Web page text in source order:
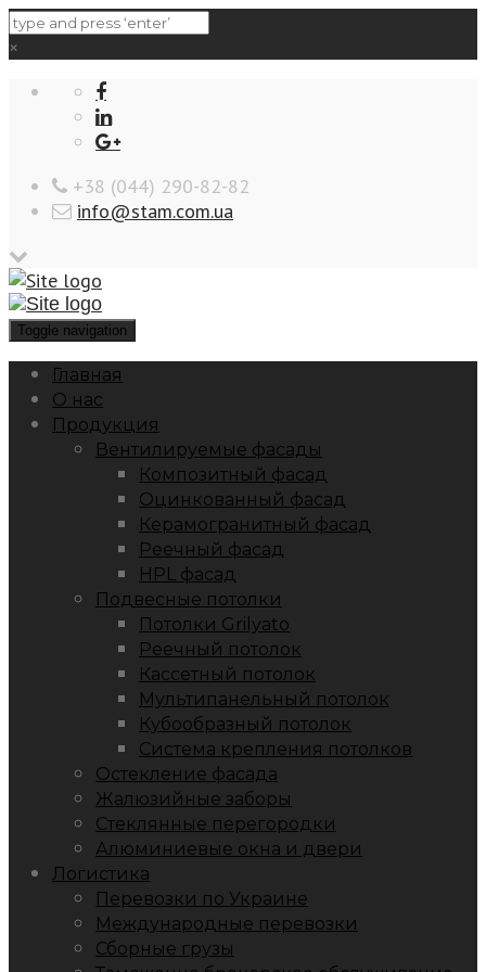
×
‎+38 (044) 290-82-82
info@stam.com.ua
Toggle navigation
Главная
О нас
Продукция
Вентилируемые фасады
Композитный фасад
Оцинкованный фасад
Керамогранитный фасад
Реечный фасад
HPL фасад
Подвесные потолки
Потолки Grilyato
Реечный потолок
Кассетный потолок
Мультипанельный потолок
Кубообразный потолок
Система крепления потолков
Остекление фасада
Жалюзийные заборы
Стеклянные перегородки
Алюминиевые окна и двери
Логистика
Перевозки по Украине
Международные перевозки
Сборные грузы